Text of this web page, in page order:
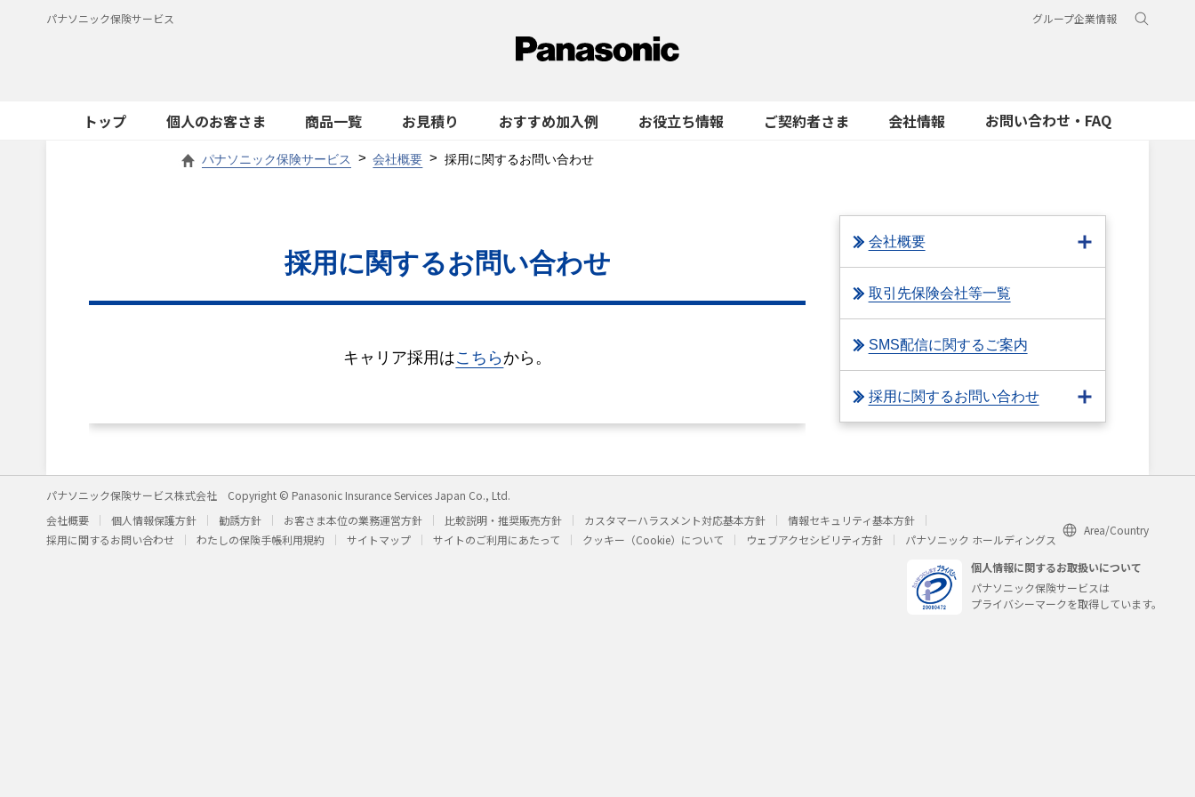
パナソニック保険サービス グループ企業情報
トップ 個人のお客さま 商品一覧 お見積り おすすめ加入例 お役立ち情報 ご契約者さま 会社情報 お問い合わせ・FAQ
パナソニック保険サービス 会社概要 採用に関するお問い合わせ
採用に関するお問い合わせ
キャリア採用はこちらから。
会社概要
取引先保険会社等一覧
SMS配信に関するご案内
採用に関するお問い合わせ
パナソニック保険サービス株式会社
Copyright © Panasonic Insurance Services Japan Co., Ltd.
会社概要
個人情報保護方針 勧誘方針 お客さま本位の業務運営方針 比較説明・推奨販売方針 カスタマーハラスメント対応基本方針
情報セキュリティ基本方針
採用に関するお問い合わせ
わたしの保険手帳利用規約 サイトマップ サイトのご利用にあたって クッキー（Cookie）について ウェブアクセシビリティ方針 パナソニック ホールディングス
Area/Country
個人情報に関するお取扱いについて
パナソニック保険サービスは
プライバシーマークを取得しています。